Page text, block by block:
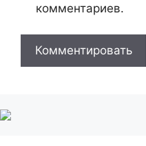
комментариев.